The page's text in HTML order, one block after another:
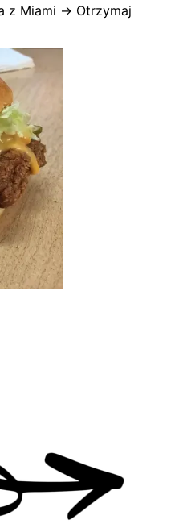
z Miami → Otrzymaj